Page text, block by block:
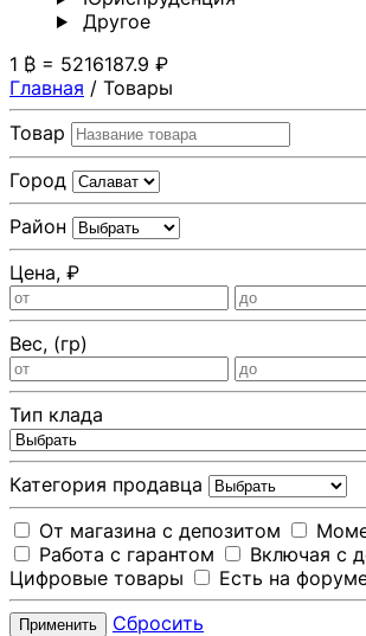
Другoе
1 ₿ = 5216187.9 ₽
Главная / Товары
Товар
Город
Район
Цена, ₽
Вес, (гр)
Тип клада
Категория продавца
От магазина с депозитом
Работа с гарантом
Включая с
Цифровые товары
Есть на
Применить Сбросить